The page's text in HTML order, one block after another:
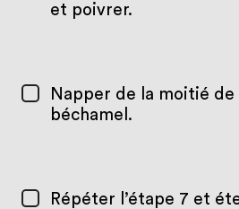
et poivrer.
Napper de la moitié de
béchamel.
Répéter l’étape 7 et